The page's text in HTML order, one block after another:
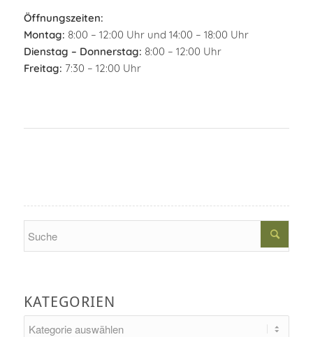
Öffnungszeiten:
Montag: 8:00 – 12:00 Uhr und 14:00 – 18:00 Uhr
Dienstag – Donnerstag: 8:00 – 12:00 Uhr
Freitag: 7:30 – 12:00 Uhr
KATEGORIEN